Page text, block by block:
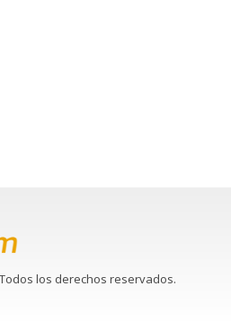
los derechos reservados.